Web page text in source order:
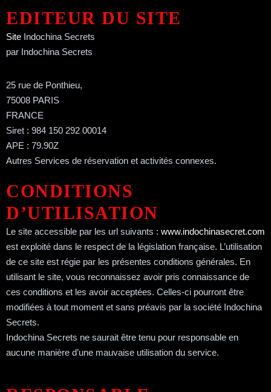
EDITEUR DU SITE
Site Indochina Secrets
par Indochina Secrets
25 rue de Ponthieu,
75008 PARIS
FRANCE
Siret : 984 150 292 00014
APE : 79.90Z
Autres Services de réservation et activités connexes.
CONDITIONS
D’UTILISATION
Le site accessible par les url suivants : www.indochinasecret.com
est exploité dans le respect de la législation française. L’utilisation
de ce site est régie par les présentes conditions générales. En
utilisant le site, vous reconnaissez avoir pris connaissance de
ces conditions et les avoir acceptées. Celles-ci pourront être
modifiées à tout moment et sans préavis par la société Indochina
Secrets.
Indochina Secrets ne saurait être tenu pour responsable en
aucune manière d’une mauvaise utilisation du service.